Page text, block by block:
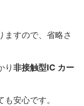
ますので、省略さ
り 非接触型IC カー
安心です。